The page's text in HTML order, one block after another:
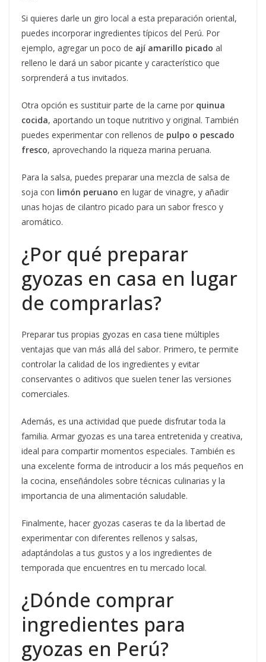
Si quieres darle un giro local a esta preparación oriental,
puedes incorporar ingredientes típicos del Perú. Por
ejemplo, agregar un poco de ají amarillo picado al
relleno le dará un sabor picante y característico que
sorprenderá a tus invitados.
Otra opción es sustituir parte de la carne por quinua
cocida, aportando un toque nutritivo y original. También
puedes experimentar con rellenos de pulpo o pescado
fresco, aprovechando la riqueza marina peruana.
Para la salsa, puedes preparar una mezcla de salsa de
soja con limón peruano en lugar de vinagre, y añadir
unas hojas de cilantro picado para un sabor fresco y
aromático.
¿Por qué preparar
gyozas en casa en lugar
de comprarlas?
Preparar tus propias gyozas en casa tiene múltiples
ventajas que van más allá del sabor. Primero, te permite
controlar la calidad de los ingredientes y evitar
conservantes o aditivos que suelen tener las versiones
comerciales.
Además, es una actividad que puede disfrutar toda la
familia. Armar gyozas es una tarea entretenida y creativa,
ideal para compartir momentos especiales. También es
una excelente forma de introducir a los más pequeños en
la cocina, enseñándoles sobre técnicas culinarias y la
importancia de una alimentación saludable.
Finalmente, hacer gyozas caseras te da la libertad de
experimentar con diferentes rellenos y salsas,
adaptándolas a tus gustos y a los ingredientes de
temporada que encuentres en tu mercado local.
¿Dónde comprar
ingredientes para
gyozas en Perú?